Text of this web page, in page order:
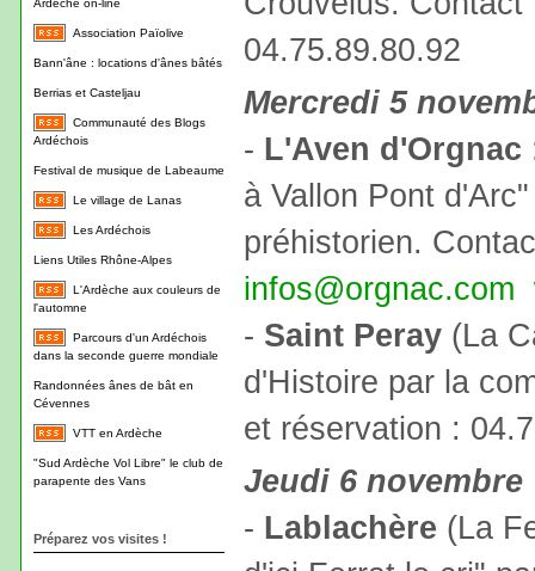
Ardèche on-line
Association Païolive
Bann'âne : locations d'ânes bâtés
Berrias et Casteljau
Communauté des Blogs
Ardéchois
Festival de musique de Labeaume
Le village de Lanas
Les Ardéchois
Liens Utiles Rhône-Alpes
L'Ardèche aux couleurs de
l'automne
Parcours d'un Ardéchois
dans la seconde guerre mondiale
Randonnées ânes de bât en
Cévennes
VTT en Ardèche
"Sud Ardèche Vol Libre" le club de
parapente des Vans
Préparez vos visites !
04.75.89.80.92
Mercredi 5
- L'Aven d'Orgnac
à Vallon Pont
préhistorien.
infos@orgnac.com
- Saint Peray (La
d'Histoire par la
et réservation :
Jeudi 6 novembre
- Lablachère (La